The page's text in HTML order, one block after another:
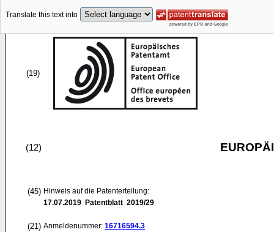
Translate this text into
(19)
(12)
(45) Hinweis auf die Patenterteilung:
17.07.2019 Patentblatt 2019/29
(21) Anmeldenummer: 16716594.3